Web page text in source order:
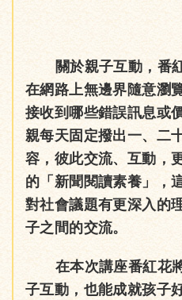
關於親子互動，番紅
在網路上無邊界隨意瀏
接收到哪些錯誤訊息或
親每天固定撥出一、二
容，彼此交流、互動，
的「新聞閱讀素養」，
對社會議題有更深入的
子之間的交流。
在本次講座番紅花將
子互動，也能成就孩子